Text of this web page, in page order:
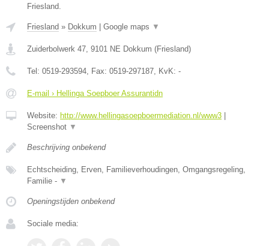
Friesland.
Friesland » Dokkum Google maps ▼
Zuiderbolwerk 47 9101 NE Dokkum (Friesland)
Tel: 0519-293594 , Fax: 0519-297187 , KvK: -
E-mail › Hellinga Soepboer Assurantidn
Website: http://www.hellingasoepboermediation.nl/www3
Screenshot ▼
Beschrijving onbekend
Echtscheiding, Erven, Familieverhoudingen, Omgangsregeling,
Familie - ▼
Openingstijden onbekend
Sociale media: